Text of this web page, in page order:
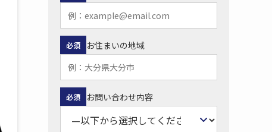
お住まいの地域
必須
お問い合わせ内容
必須